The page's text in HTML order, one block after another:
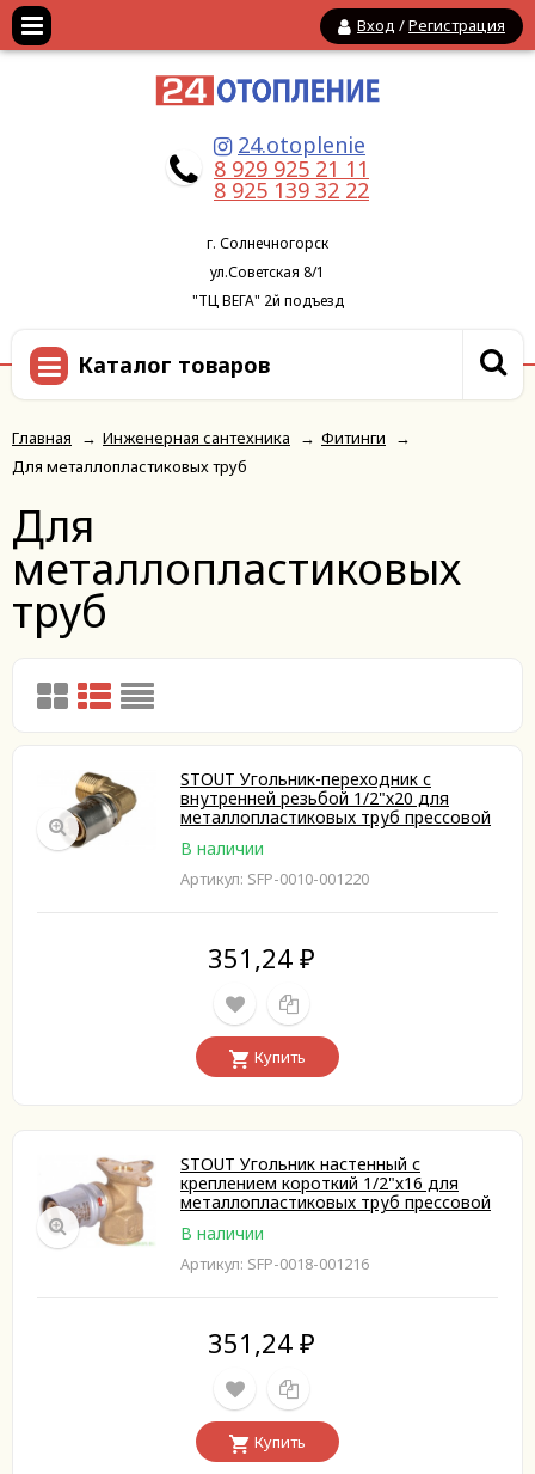
Вход /Регистрация
24.otoplenie
8 929 925 21 11
8 925 139 32 22
г. Солнечногорск
ул.Советская 8/1
"ТЦ ВЕГА" 2й подъезд
Каталог товаров
Главная → Инженерная сантехника → Фитинги
→
Для металлопластиковых труб
Для
металлопластиковых
труб
STOUT Угольник-переходник с
внутренней резьбой 1/2"х20 для
металлопластиковых труб прессовой
В наличии
Артикул: SFP-0010-001220
351,24 ₽
Купить
STOUT Угольник настенный с
креплением короткий 1/2"х16 для
металлопластиковых труб прессовой
В наличии
Артикул: SFP-0018-001216
351,24 ₽
Купить